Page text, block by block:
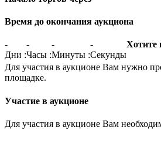
Время до окончания аукциона
-
Дни :
-
Часы :
-
Минуты :
-
Секунды
Хотите
Для участия в аукционе Вам нужно
площадке.
Участие в аукционе
Для участия в аукционе Вам